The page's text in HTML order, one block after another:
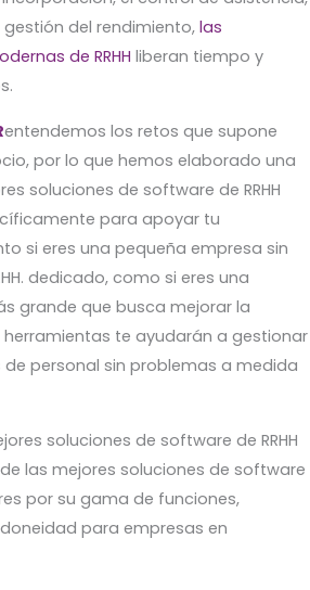
gestión del rendimiento,las
de RRHHliberan tiempo y
entendemos los retos que supone
por lo que hemos elaborado una
soluciones de software de RRHH
para apoyar tu
si eres una pequeña empresa sin
dedicado, como si eres una
grande que busca mejorar la
te ayudarán a gestionar
personal sin problemas a medida
soluciones de software de RRHH
las mejores soluciones de software
por su gama de funciones,
para empresas en